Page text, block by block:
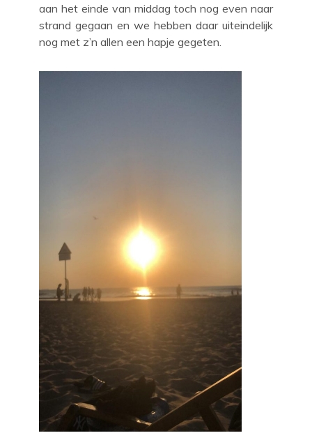
aan het einde van middag toch nog even naar
strand gegaan en we hebben daar uiteindelijk
nog met z’n allen een hapje gegeten.